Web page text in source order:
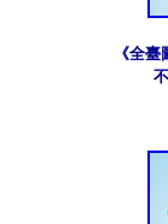
《全